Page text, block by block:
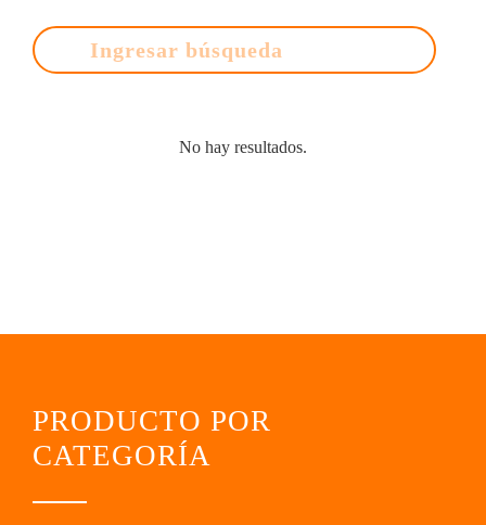
No hay resultados.
PRODUCTO POR
CATEGORÍA